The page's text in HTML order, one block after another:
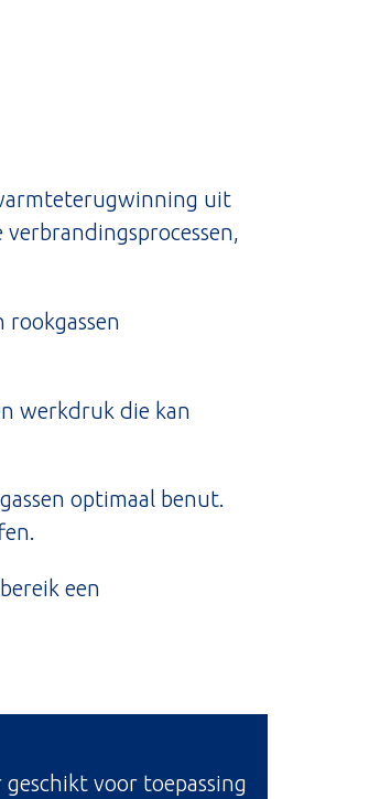
uit
rookgassen
werkdruk die kan
optimaal benut.
een
geschikt voor toepassing